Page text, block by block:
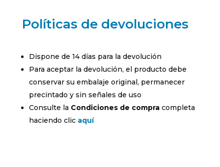
Políticas de devoluciones
Dispone de 14 días para la devolución
Para aceptar la devolución, el producto debe
conservar su embalaje original, permanecer
precintado y sin señales de uso
Consulte la Condiciones de compracompleta
haciendo clic aquí